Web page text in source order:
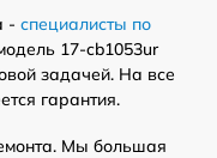
- специалисты по
17-cb1053ur
задачей. На все
гарантия.
Мы большая